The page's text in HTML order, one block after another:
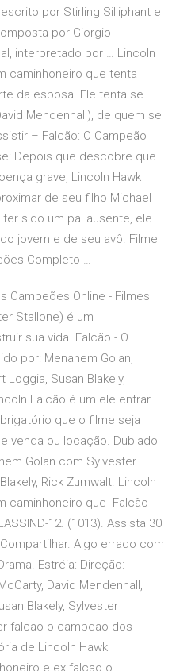
por Stirling Silliphant e
por Giorgio
interpretado por … Lincoln
caminhoneiro que tenta
da esposa. Ele tenta se
Mendenhall), de quem se
– Falcão: O Campeão
Depois que descobre que
grave, Lincoln Hawk
de seu filho Michael
sido um pai ausente, ele
jovem e de seu avô. Filme
Completo …
Campeões Online - Filmes
Stallone) é um
sua vida Falcão - O
por: Menahem Golan,
Loggia, Susan Blakely,
Falcão é um ele entrar
que o filme seja
venda ou locação. Dublado
Golan com Sylvester
Rick Zumwalt. Lincoln
caminhoneiro que Falcão -
12. (1013). Assista 30
Algo errado com
Estréia: Direção:
David Mendenhall,
Blakely, Sylvester
falcao o campeao dos
de Lincoln Hawk